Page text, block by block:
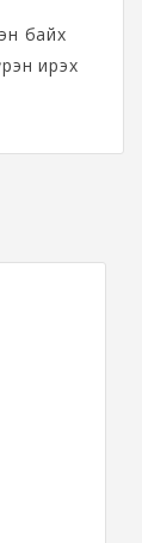
байх
ирэх